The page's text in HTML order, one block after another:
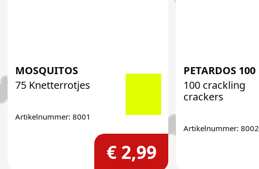
MOSQUITOS
75 Knetterrotjes
Artikelnummer: 8001
€ 2,99
PETARDOS 100
100 crackling
crackers
Artikelnummer: 8002